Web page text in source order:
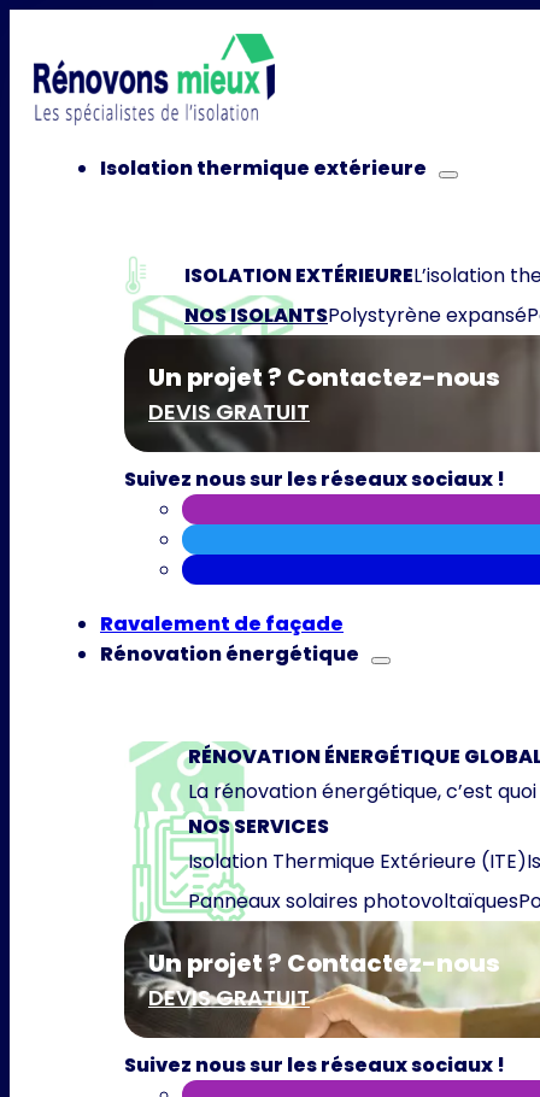
Isolation thermique extérieure
ISOLATION EXTÉRIEUREL’isolation
NOS ISOLANTSPolystyrène expansé
Un projet ? Contactez-nous
DEVIS GRATUIT
Suivez nous sur les réseaux sociaux !
Ravalement de façade
Rénovation énergétique
RÉNOVATION ÉNERGÉTIQUE
La rénovation énergétique, c’est quoi
NOS SERVICES
Isolation Thermique Extérieure (ITE)
Panneaux solaires photovoltaïques
Un projet ? Contactez-nous
DEVIS GRATUIT
Suivez nous sur les réseaux sociaux !